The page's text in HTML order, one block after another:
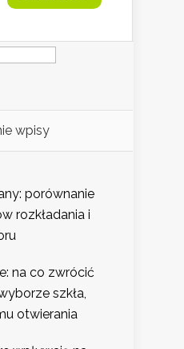
wpisy
porównanie
rozkładania i
na co zwrócić
szkła,
otwierania